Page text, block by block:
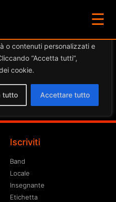
o contenuti personalizzati e
“Accetta tutti”,
cookie.
tutto Accettare tutto
☰
DI
è stato trovato per
Iscriviti
Band
Locale
Insegnante
Etichetta